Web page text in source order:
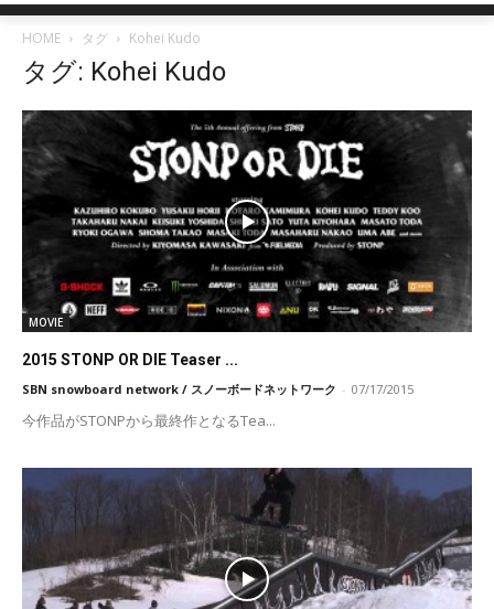
HOME タグ Kohei Kudo
タグ: Kohei Kudo
MOVIE
2015 STONP OR DIE Teaser ...
SBN snowboard network / スノーボードネットワーク - 07/17/2015
今作品がSTONPから最終作となるTea...